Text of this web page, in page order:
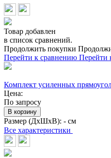
Товар добавлен
в список сравнений.
Продолжить покупки
Перейти к сравнению Перейти
Комплект усиленных
Цена:
По запросу
В корзину
Размер (ДхШхВ): - см
Все характеристики